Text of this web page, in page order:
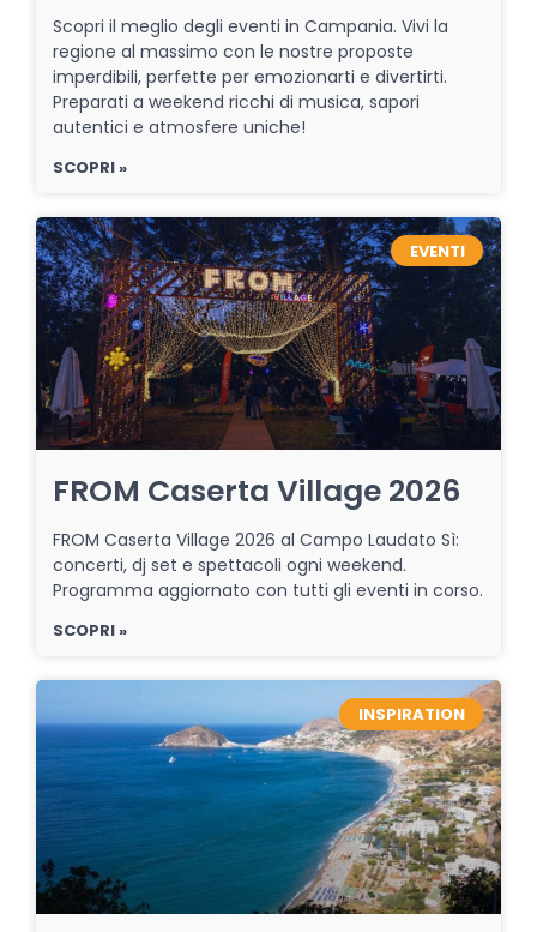
Scopri il meglio degli eventi in Campania. Vivi la
regione al massimo con le nostre proposte
imperdibili, perfette per emozionarti e divertirti.
Preparati a weekend ricchi di musica, sapori
autentici e atmosfere uniche!
SCOPRI »
EVENTI
FROM Caserta Village 2026
FROM Caserta Village 2026 al Campo Laudato Sì:
concerti, dj set e spettacoli ogni weekend.
Programma aggiornato con tutti gli eventi in corso.
SCOPRI »
INSPIRATION